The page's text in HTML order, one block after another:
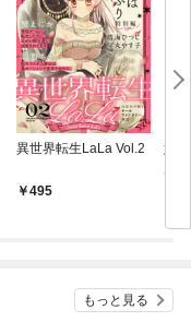
異世界転生LaLa Vol.2
495
婚
もっと見る